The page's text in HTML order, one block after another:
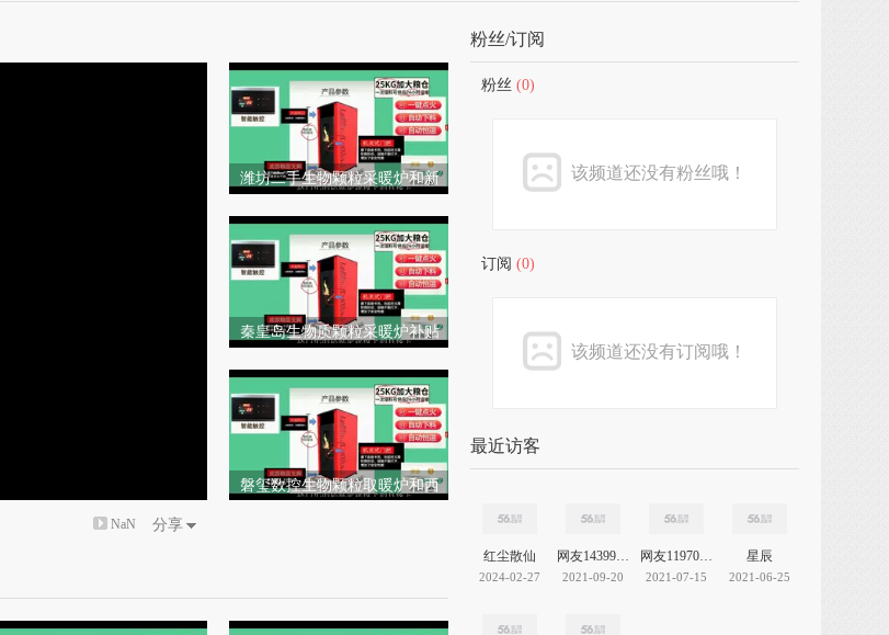
NaN 分享
潍坊二手生物颗粒采暖炉和新
秦皇岛生物质颗粒采暖炉补贴
磐玺数控生物颗粒取暖炉和西
粉丝/订阅
粉丝 (0)
该频道还没有粉丝哦！
订阅 (0)
该频道还没有订阅哦！
最近访客
红尘散仙
2024-02-27
网友14399262182199255
2021-09-20
网友11970392147060695
2021-07-15
星辰
2021-06-25